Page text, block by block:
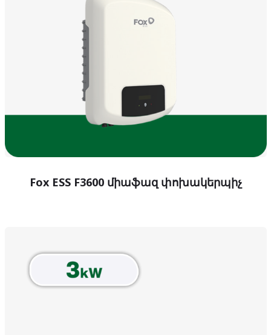
Fox ESS F3600 միաֆազ փոխակերպիչ